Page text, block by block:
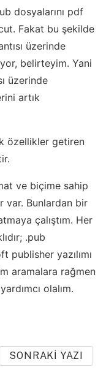
dosyalarını pdf
Fakat bu şekilde
üzerinde
belirteyim. Yani
üzerinde
artık
özellikler getiren
ve biçime sahip
var. Bunlardan bir
çalıştım. Her
.pub
publisher yazılımı
aramalara rağmen
olalım.
SONRAKI YAZI